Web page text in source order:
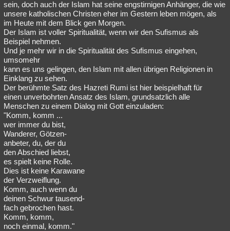
sein, doch auch der Islam hat seine engstirnigen Anhänger, die wie
unsere katholischen Christen eher im Gestern leben mögen, als
im Heute mit dem Blick gen Morgen.
Der Islam ist voller Spiritualität, wenn wir den Sufismus als
Beispiel nehmen.
Und je mehr wir in die Spiritualität des Sufismus eingehen,
umsomehr
kann es uns gelingen, den Islam mit allen übrigen Religionen in
Einklang zu sehen.
Der berühmte Satz des Hazreti Rumi ist hier beispielhaft für
einen unverbohrten Ansatz des Islam, grundsatzlich alle
Menschen zu einem Dialog mit Gott einzuladen:
"Komm, komm ...
wer immer du bist,
Wanderer, Götzen-
anbeter, du, der du
den Abschied liebst,
es spielt keine Rolle.
Dies ist keine Karawane
der Verzweiflung.
Komm, auch wenn du
deinen Schwur tausend-
fach gebrochen hast.
Komm, komm,
noch einmal, komm."